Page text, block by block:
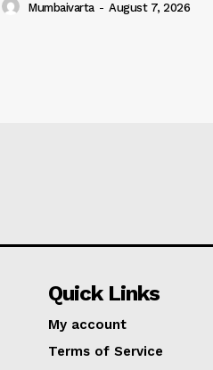
Mumbaivarta - August 7, 2026
Quick Links
My account
Terms of Service